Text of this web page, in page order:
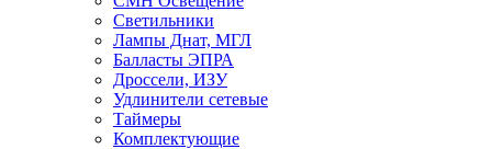
Светильники
Лампы Днат, МГЛ
Балласты ЭПРА
Дроссели, ИЗУ
Удлинители сетевые
Таймеры
Комплектующие